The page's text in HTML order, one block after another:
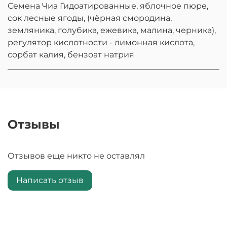
Семена Чиа Гидоатированные, яблочное пюре,
сок лесные ягоды, (чёрная смородина,
земляника, голубика, ежевика, малина, черника),
регулятор кислотности - лимонная кислота,
сорбат калия, бензоат натрия
Отзывы
Отзывов еще никто не оставлял
Написать отзыв